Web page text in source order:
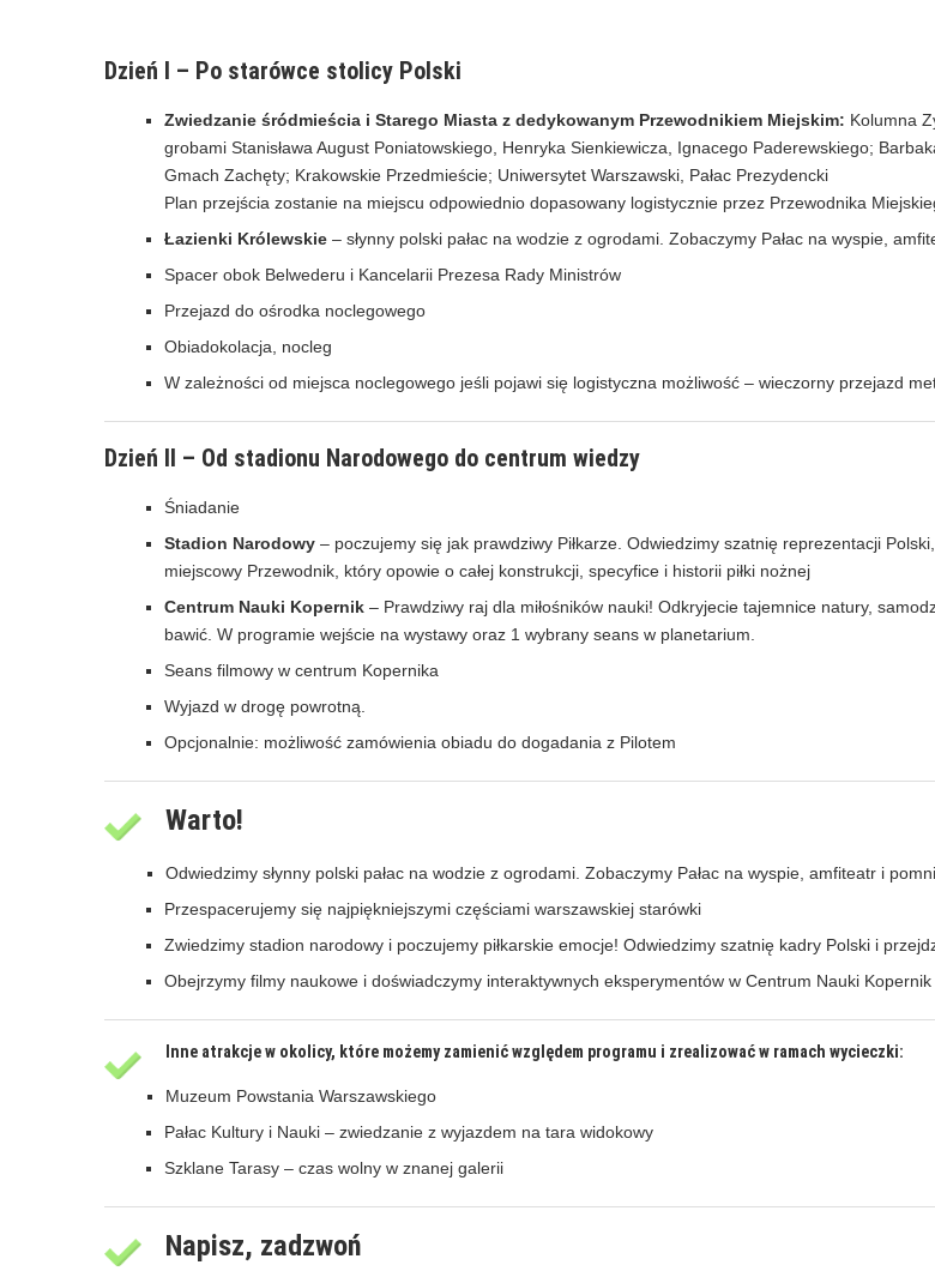
Dzień I – Po starówce stolicy Polski
Zwiedzanie śródmieścia i Starego Miasta z dedykowanym Przewodnikiem Miejskim: Kolumna
grobami Stanisława August Poniatowskiego, Henryka Sienkiewicza, Ignacego Paderewskiego;
Gmach Zachęty; Krakowskie Przedmieście; Uniwersytet Warszawski, Pałac Prezydencki
Plan przejścia zostanie na miejscu odpowiednio dopasowany logistycznie przez Przewodnika
Łazienki Królewskie – słynny polski pałac na wodzie z ogrodami. Zobaczymy Pałac na wyspie,
Spacer obok Belwederu i Kancelarii Prezesa Rady Ministrów
Przejazd do ośrodka noclegowego
Obiadokolacja, nocleg
W zależności od miejsca noclegowego jeśli pojawi się logistyczna możliwość – wieczorny przejazd
Dzień II – Od stadionu Narodowego do centrum wiedzy
Śniadanie
Stadion Narodowy – poczujemy się jak prawdziwy Piłkarze. Odwiedzimy szatnię reprezentacji
miejscowy Przewodnik, który opowie o całej konstrukcji, specyfice i historii piłki nożnej
Centrum Nauki Kopernik – Prawdziwy raj dla miłośników nauki! Odkryjecie tajemnice natury,
bawić. W programie wejście na wystawy oraz 1 wybrany seans w planetarium.
Seans filmowy w centrum Kopernika
Wyjazd w drogę powrotną.
Opcjonalnie: możliwość zamówienia obiadu do dogadania z Pilotem
Warto!
Odwiedzimy słynny polski pałac na wodzie z ogrodami. Zobaczymy Pałac na wyspie, amfiteatr i
Przespacerujemy się najpiękniejszymi częściami warszawskiej starówki
Zwiedzimy stadion narodowy i poczujemy piłkarskie emocje! Odwiedzimy szatnię kadry Polski i
Obejrzymy filmy naukowe i doświadczymy interaktywnych eksperymentów w Centrum Nauki Kopernik
Inne atrakcje w okolicy, które możemy zamienić względem programu i zrealizować w ramach wycieczki:
Muzeum Powstania Warszawskiego
Pałac Kultury i Nauki – zwiedzanie z wyjazdem na tara widokowy
Szklane Tarasy – czas wolny w znanej galerii
Napisz, zadzwoń